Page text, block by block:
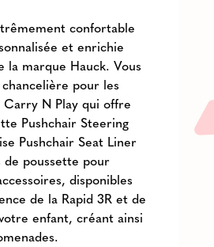
confortable
et enrichie
la marque Hauck. Vous
pour les
Carry N Play qui offre
Pushchair Steering
Pushchair Seat Liner
poussette pour
disponibles
de la Rapid 3R et de
enfant, créant ainsi